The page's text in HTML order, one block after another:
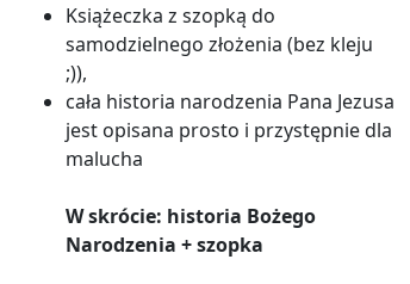
Książeczka z szopką do
samodzielnego złożenia (bez kleju
;)),
cała historia narodzenia Pana Jezusa
jest opisana prosto i przystępnie dla
malucha
W skrócie: historia Bożego
Narodzenia + szopka